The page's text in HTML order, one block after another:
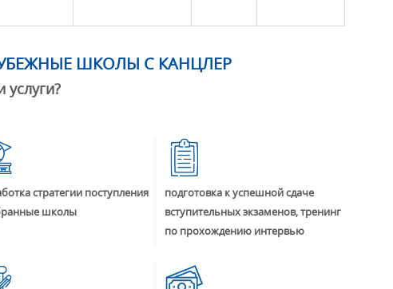
ШКОЛЫ С КАНЦЛЕР
стратегии поступления
школы
подготовка к успешной сдаче
вступительных экзаменов, тренинг
по прохождению интервью